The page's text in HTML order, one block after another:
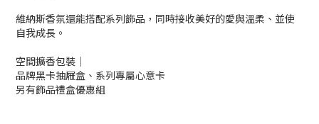
維納斯香氛還能搭配系列飾品，同時接收美好的愛與溫柔、並使
自我成長。
空間擴香包裝│
品牌黑卡抽屜盒、系列專屬心意卡
另有飾品禮盒優惠組